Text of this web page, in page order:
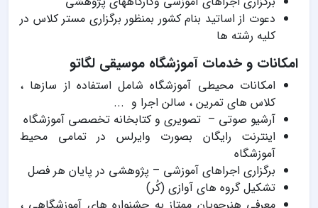
دعوت از اساتید بنام کشور بمنظور برگزاری مستر کلاس در
کلیه رشته ها
امکانات و خدمات آموزشگاه موسیقی لگاتو
امکانات محیطی آموزشگاه شامل استفاده از سازها ،
کلاس های تمرین ، سالن اجرا و ...
آرشیو صوتی – تصویری و کتابخانه تخصصی آموزشگاه
اینترنت رایگان بصورت وایرلس در تمامی محیط
آموزشگاه
برگزاری اجراهای آموزشی – پژوهشی در پایان هر فصل
تشکیل گروه های آوازی (کُر)